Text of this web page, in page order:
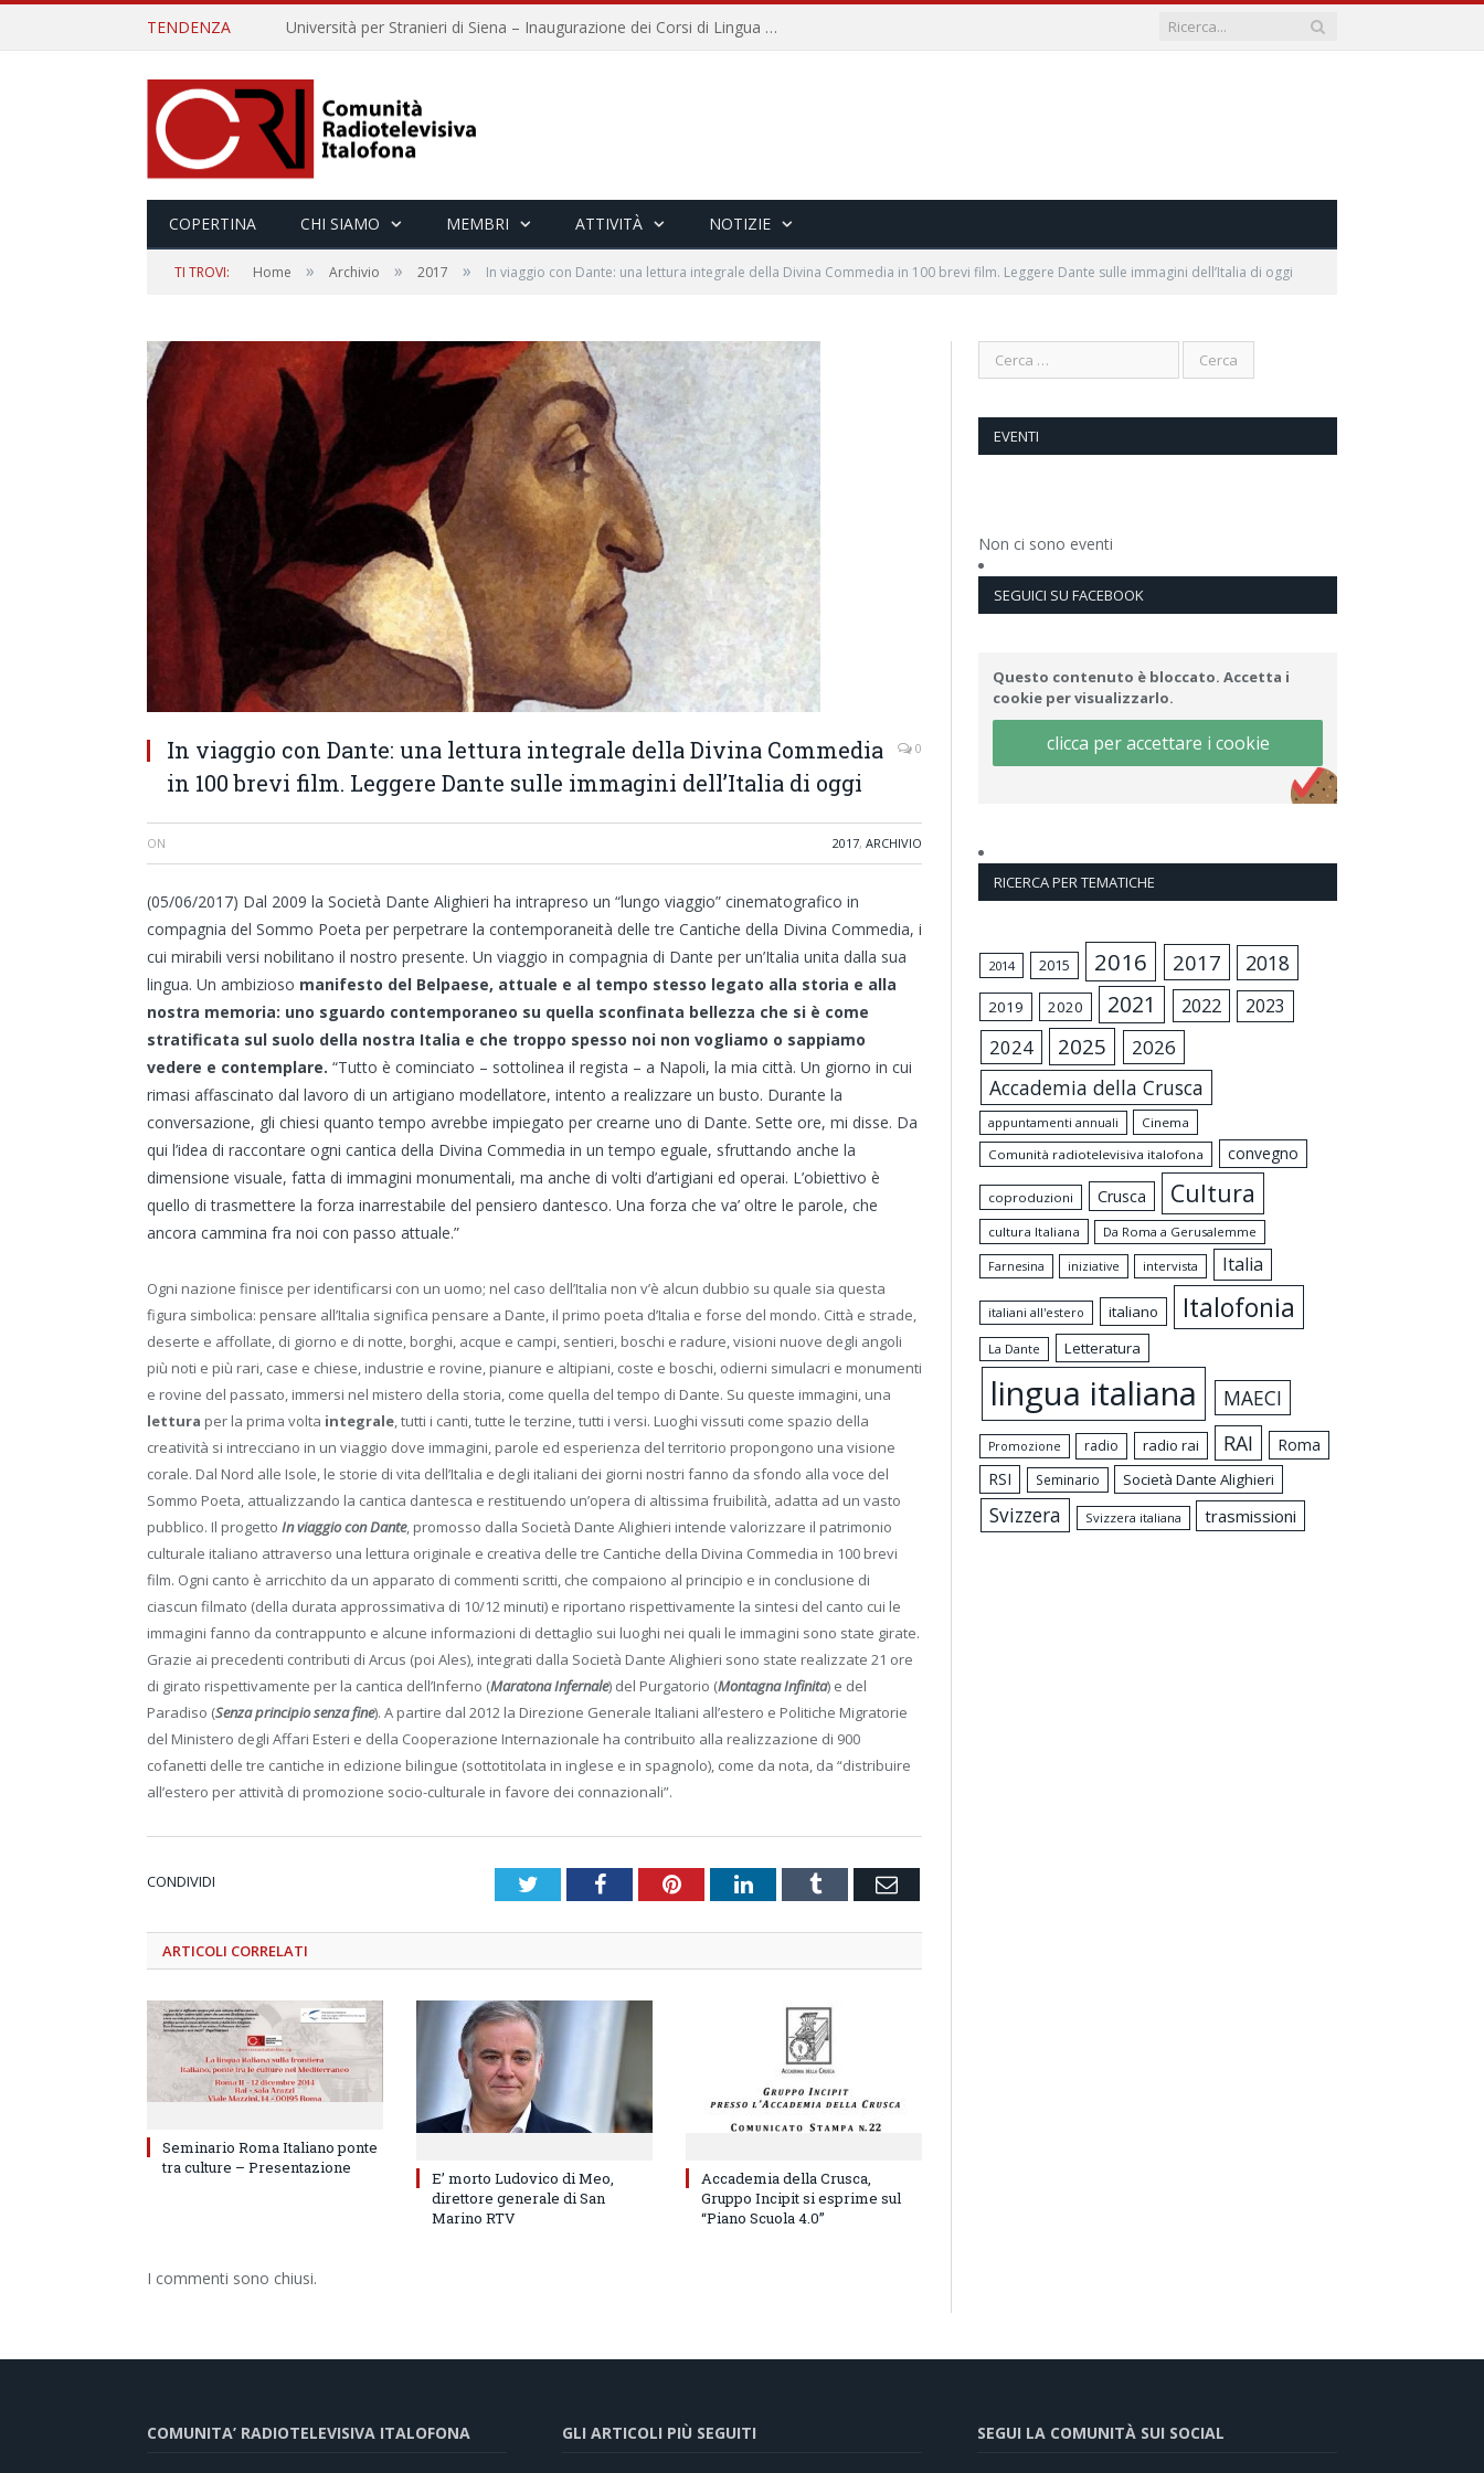
TENDENZA Università per Stranieri di Siena – Inaugurazione dei Corsi di Lingua e Cultura Italiana, 109a annata
COPERTINA CHI SIAMO MEMBRI ATTIVITÀ NOTIZIE
TI TROVI: Home » Archivio » 2017 » In viaggio con Dante: una lettura integrale della Divina Commedia in 100 brevi film. Leggere Dante sulle immagini dell’Italia di oggi
In viaggio con Dante: una lettura integrale della Divina Commedia
in 100 brevi film. Leggere Dante sulle immagini dell’Italia di oggi
0
ON 2017, ARCHIVIO
(05/06/2017) Dal 2009 la Società Dante Alighieri ha intrapreso un “lungo viaggio” cinematografico in
compagnia del Sommo Poeta per perpetrare la contemporaneità delle tre Cantiche della Divina Commedia, i
cui mirabili versi nobilitano il nostro presente. Un viaggio in compagnia di Dante per un’Italia unita dalla sua
lingua. Un ambizioso manifesto del Belpaese, attuale e al tempo stesso legato alla storia e alla
nostra memoria: uno sguardo contemporaneo su quella sconfinata bellezza che si è come
stratificata sul suolo della nostra Italia e che troppo spesso noi non vogliamo o sappiamo
vedere e contemplare. “Tutto è cominciato – sottolinea il regista – a Napoli, la mia città. Un giorno in cui
rimasi affascinato dal lavoro di un artigiano modellatore, intento a realizzare un busto. Durante la
conversazione, gli chiesi quanto tempo avrebbe impiegato per crearne uno di Dante. Sette ore, mi disse. Da
qui l’idea di raccontare ogni cantica della Divina Commedia in un tempo eguale, sfruttando anche la
dimensione visuale, fatta di immagini monumentali, ma anche di volti d’artigiani ed operai. L’obiettivo è
quello di trasmettere la forza inarrestabile del pensiero dantesco. Una forza che va’ oltre le parole, che
ancora cammina fra noi con passo attuale.”
Ogni nazione finisce per identificarsi con un uomo; nel caso dell’Italia non v’è alcun dubbio su quale sia questa
figura simbolica: pensare all’Italia significa pensare a Dante, il primo poeta d’Italia e forse del mondo. Città e strade,
deserte e affollate, di giorno e di notte, borghi, acque e campi, sentieri, boschi e radure, visioni nuove degli angoli
più noti e più rari, case e chiese, industrie e rovine, pianure e altipiani, coste e boschi, odierni simulacri e monumenti
e rovine del passato, immersi nel mistero della storia, come quella del tempo di Dante. Su queste immagini, una
lettura per la prima volta integrale, tutti i canti, tutte le terzine, tutti i versi. Luoghi vissuti come spazio della
creatività si intrecciano in un viaggio dove immagini, parole ed esperienza del territorio propongono una visione
corale. Dal Nord alle Isole, le storie di vita dell’Italia e degli italiani dei giorni nostri fanno da sfondo alla voce del
Sommo Poeta, attualizzando la cantica dantesca e restituendo un’opera di altissima fruibilità, adatta ad un vasto
pubblico. Il progetto In viaggio con Dante, promosso dalla Società Dante Alighieri intende valorizzare il patrimonio
culturale italiano attraverso una lettura originale e creativa delle tre Cantiche della Divina Commedia in 100 brevi
film. Ogni canto è arricchito da un apparato di commenti scritti, che compaiono al principio e in conclusione di
ciascun filmato (della durata approssimativa di 10/12 minuti) e riportano rispettivamente la sintesi del canto cui le
immagini fanno da contrappunto e alcune informazioni di dettaglio sui luoghi nei quali le immagini sono state girate.
Grazie ai precedenti contributi di Arcus (poi Ales), integrati dalla Società Dante Alighieri sono state realizzate 21 ore
di girato rispettivamente per la cantica dell’Inferno (Maratona Infernale) del Purgatorio (Montagna Infinita) e del
Paradiso (Senza principio senza fine). A partire dal 2012 la Direzione Generale Italiani all’estero e Politiche Migratorie
del Ministero degli Affari Esteri e della Cooperazione Internazionale ha contribuito alla realizzazione di 900
cofanetti delle tre cantiche in edizione bilingue (sottotitolata in inglese e in spagnolo), come da nota, da “distribuire
all’estero per attività di promozione socio-culturale in favore dei connazionali”.
CONDIVIDI TwitterFacebookPinterestLinkedInTumblr Email
ARTICOLI CORRELATI
Seminario Roma Italiano ponte
tra culture – Presentazione
E’ morto Ludovico di Meo,
direttore generale di San
Marino RTV
Accademia della Crusca,
Gruppo Incipit si esprime sul
“Piano Scuola 4.0”
I commenti sono chiusi.
EVENTI
Non ci sono eventi
SEGUICI SU FACEBOOK
Questo contenuto è bloccato. Accetta i
cookie per visualizzarlo.
clicca per accettare i cookie
RICERCA PER TEMATICHE
2014 2015 2016 2017 2018
2019 2020 2021 2022 2023
2024 2025 2026
Accademia della Crusca
appuntamenti annuali
Cinema
Comunità radiotelevisiva italofona
convegno
coproduzioni Crusca Cultura
cultura Italiana Da Roma a Gerusalemme
Farnesina iniziative intervista Italia
italiani all'estero italiano Italofonia
La Dante Letteratura
lingua italiana MAECI
Promozione radio radio rai RAI
Roma
RSI
Seminario Società Dante Alighieri
Svizzera Svizzera italiana trasmissioni
COMUNITA’ RADIOTELEVISIVA ITALOFONA GLI ARTICOLI PIÙ SEGUITI SEGUI LA COMUNITÀ SUI SOCIAL